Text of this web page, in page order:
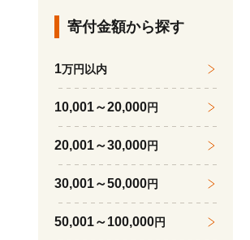
寄付金額から探す
1万円以内
10,001～20,000円
20,001～30,000円
30,001～50,000円
50,001～100,000円